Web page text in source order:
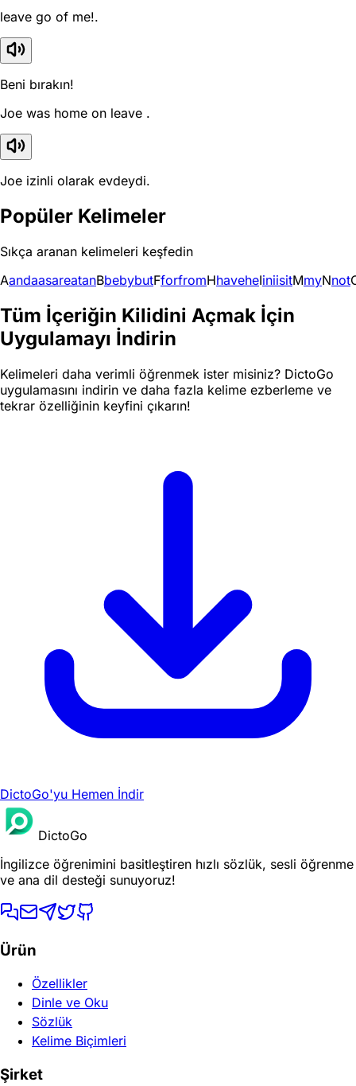
leave go of me!.
Beni bırakın!
Joe was home on leave .
Joe izinli olarak evdeydi.
Popüler Kelimeler
Sıkça aranan kelimeleri keşfedin
AandaasareatanBbebybutFforfromHhaveheIiniisitMmyNnot
Tüm İçeriğin Kilidini Açmak İçin
Uygulamayı İndirin
Kelimeleri daha verimli öğrenmek ister misiniz? DictoGo
uygulamasını indirin ve daha fazla kelime ezberleme ve
tekrar özelliğinin keyfini çıkarın!
DictoGo'yu Hemen İndir
DictoGo
İngilizce öğrenimini basitleştiren hızlı sözlük, sesli öğrenme
ve ana dil desteği sunuyoruz!
Ürün
Özellikler
Dinle ve Oku
Sözlük
Kelime Biçimleri
Şirket